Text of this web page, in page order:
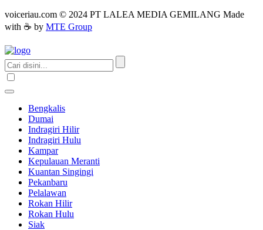
voiceriau.com © 2024 PT LALEA MEDIA GEMILANG Made
with ☕ by MTE Group
Bengkalis
Dumai
Indragiri Hilir
Indragiri Hulu
Kampar
Kepulauan Meranti
Kuantan Singingi
Pekanbaru
Pelalawan
Rokan Hilir
Rokan Hulu
Siak